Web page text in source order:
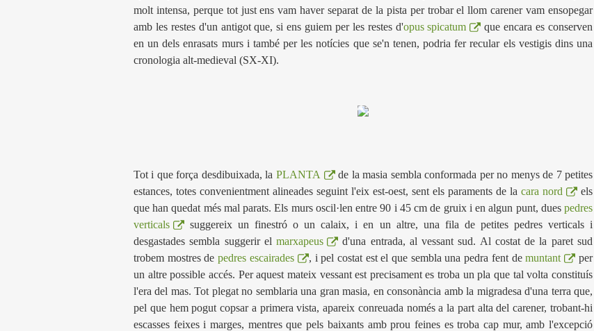
molt intensa, perque tot just ens vam haver separat de la pista per trobar el llom carener vam ensopegar
amb les restes d'un antigot que, si ens guiem per les restes d'opus spicatum
que encara es conserven
en un dels enrasats murs i també per les notícies que se'n tenen, podria fer recular els vestigis dins una
cronologia alt-medieval (SX-XI).
Tot i que força desdibuixada, la PLANTA
de la masia sembla conformada per no menys de 7 petites
estances, totes convenientment alineades seguint l'eix est-oest, sent els paraments de la cara nord
els
que han quedat més mal parats. Els murs oscil·len entre 90 i 45 cm de gruix i en algun punt, dues pedres
verticals
suggereix un finestró o un calaix, i en un altre, una fila de petites pedres verticals i
desgastades sembla suggerir elmarxapeus
d'una entrada, al vessant sud. Al costat de la paret sud
trobem mostres depedres escairades , i pel costat est el que sembla una pedra fent demuntant
per
un altre possible accés. Per aquest mateix vessant est precisament es troba un pla que tal volta constituís
l'era del mas. Tot plegat no semblaria una gran masia, en consonància amb la migradesa d'una terra que,
pel que hem pogut copsar a primera vista, apareix conreuada només a la part alta del carener, trobant-hi
escasses feixes i marges, mentres que pels baixants amb prou feines es troba cap mur, amb l'excepció